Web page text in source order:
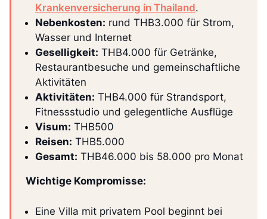
Krankenversicherung in Thailand.
Nebenkosten: rund THB3.000 für Strom,
Wasser und Internet
Geselligkeit: THB4.000 für Getränke,
Restaurantbesuche und gemeinschaftliche
Aktivitäten
Aktivitäten: THB4.000 für Strandsport,
Fitnessstudio und gelegentliche Ausflüge
Visum: THB500
Reisen: THB5.000
Gesamt: THB46.000 bis 58.000 pro Monat
Wichtige Kompromisse:
Eine Villa mit privatem Pool beginnt bei